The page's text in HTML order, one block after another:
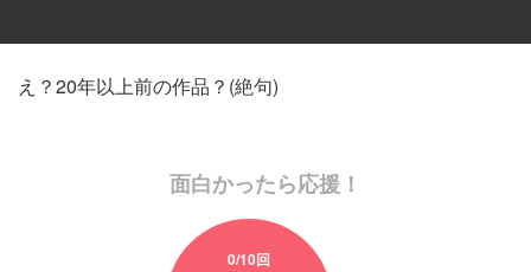
え？20年以上前の作品？(絶句)
面白かったら応援！
0/10回